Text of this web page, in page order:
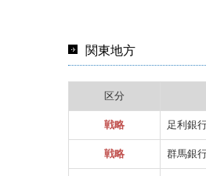
関東地方
区分
戦略 足利銀
戦略 群馬銀